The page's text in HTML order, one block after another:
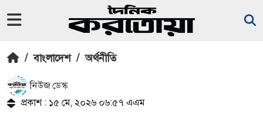
/ বাংলাদেশ / অর্থনীতি
নিউজ ডেস্ক
প্রকাশ : ১৫ মে, ২০২৬ ০৬:৫৭ এএম